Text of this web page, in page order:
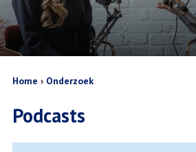
gaan
Kruimelpad
Home Onderzoek
Podcasts